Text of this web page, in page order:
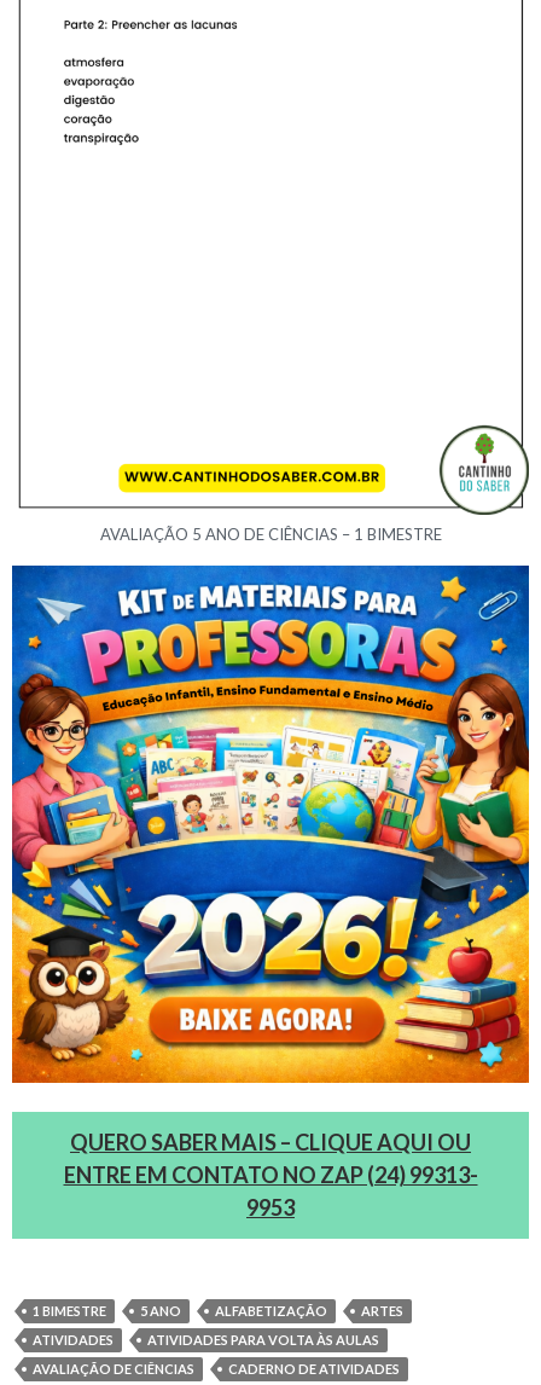
AVALIAÇÃO 5 ANO DE CIÊNCIAS – 1 BIMESTRE
QUERO SABER MAIS – CLIQUE AQUI OU
ENTRE EM CONTATO NO ZAP (24) 99313-
9953
1 BIMESTRE 5 ANO ALFABETIZAÇÃO
ARTES
ATIVIDADES
ATIVIDADES PARA VOLTA ÀS AULAS
AVALIAÇÃO DE CIÊNCIAS
CADERNO DE ATIVIDADES